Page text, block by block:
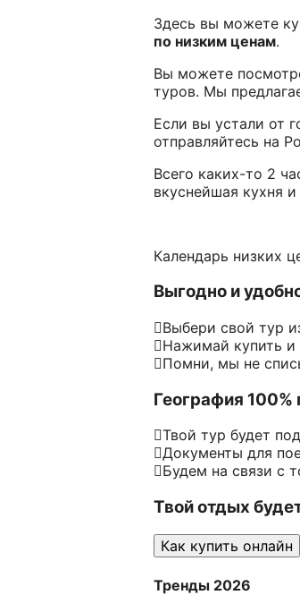
Здесь вы можете
по низким ценам.
Вы можете
туров. Мы
Если вы устали от
отправляйтесь на
Всего каких-то 2
вкуснейшая кухня
Календарь низких
Выгодно и
Выбери свой тур
Нажимай купить и
Помни, мы не
География 100%
Твой тур будет
Документы для
Будем на связи с
Твой отдых
Как купить онлайн
Тренды 2026